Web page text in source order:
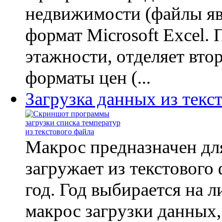
недвижимости (файлы
формат Microsoft Excel.
этажности, отделяет
форматы цен (...
Загрузка данных из
Макрос предназначен
загружает из
год. Год выбирается на
макрос загрузки